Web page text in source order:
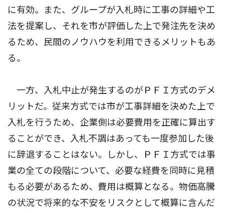
に有効。また、グループが入札時に工事の詳細や工
法を提案し、それを市が評価した上で発注先を決め
るため、民間のノウハウを利用できるメリットもあ
る。
一方、入札中止が発生するのがＰＦＩ方式のデメ
リットだ。従来方式では市が工事詳細を決めた上で
入札を行うため、企業側は必要費用を正確に算出す
ることができ、入札不調はあっても一度参加した後
に辞退することはない。しかし、ＰＦＩ方式では事
業の全ての段階について、必要な経費を同時に見積
もる必要があるため、費用は概算となる。物価高騰
の状況で将来的な不安をリスクとして概算に含んだ